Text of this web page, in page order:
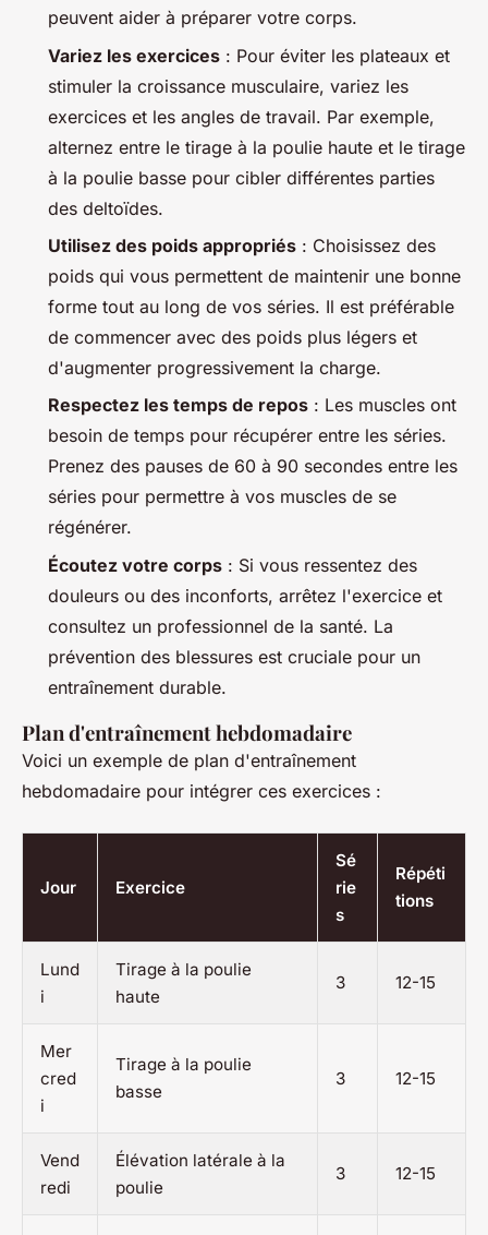
peuvent aider à préparer votre corps.
Variez les exercices : Pour éviter les plateaux et
stimuler la croissance musculaire, variez les
exercices et les angles de travail. Par exemple,
alternez entre le tirage à la poulie haute et le tirage
à la poulie basse pour cibler différentes parties
des deltoïdes.
Utilisez des poids appropriés : Choisissez des
poids qui vous permettent de maintenir une bonne
forme tout au long de vos séries. Il est préférable
de commencer avec des poids plus légers et
d'augmenter progressivement la charge.
Respectez les temps de repos : Les muscles ont
besoin de temps pour récupérer entre les séries.
Prenez des pauses de 60 à 90 secondes entre les
séries pour permettre à vos muscles de se
régénérer.
Écoutez votre corps : Si vous ressentez des
douleurs ou des inconforts, arrêtez l'exercice et
consultez un professionnel de la santé. La
prévention des blessures est cruciale pour un
entraînement durable.
Plan d'entraînement hebdomadaire
Voici un exemple de plan d'entraînement
hebdomadaire pour intégrer ces exercices :
Jour Exercice
Sé
rie
s
Répéti
tions
Lund
i
Tirage à la poulie
haute
3 12-15
Mer
cred
i
Tirage à la poulie
basse
3 12-15
Vend
redi
Élévation latérale à la
poulie
3 12-15